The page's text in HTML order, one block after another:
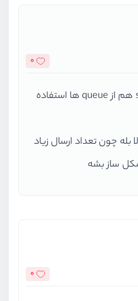
0
سلام بله میتونید برای sms هم از queue ها استفاده
بله چون تعداد ارسال زیاد
ساز بشه
0